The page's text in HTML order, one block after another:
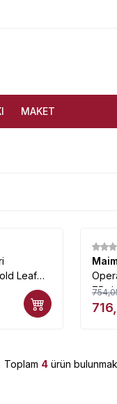
MAKET
Leaf
%5
75ml
Toplam 4 ürün